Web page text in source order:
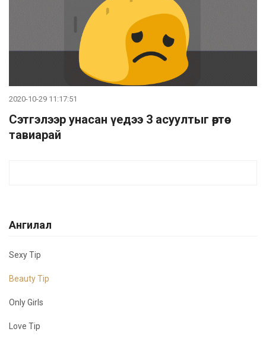
Ангилал
Sexy Tip
Beauty Tip
Only Girls
Love Tip
2020-10-29 11:17:51
Сэтгэлээр унасан үедээ 3 асуултыг өөртөө
тавиарай